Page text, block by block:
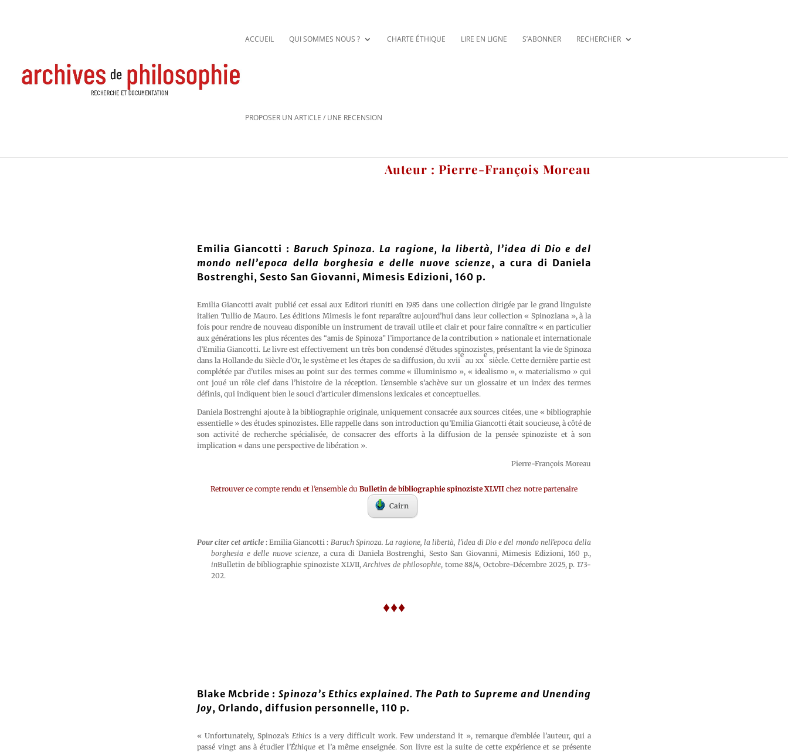
ACCUEIL QUI SOMMES NOUS ? CHARTE ÉTHIQUE LIRE EN LIGNE S’ABONNER RECHERCHER
PROPOSER UN ARTICLE / UNE RECENSION
Auteur : Pierre-François Moreau
Emilia Giancotti : Baruch Spinoza. La ragione, la libertà, l’idea di Dio e del
mondo nell’epoca della borghesia e delle nuove scienze, a cura di Daniela
Bostrenghi, Sesto San Giovanni, Mimesis Edizioni, 160 p.
Emilia Giancotti avait publié cet essai aux Editori riuniti en 1985 dans une collection dirigée par le grand linguiste
italien Tullio de Mauro. Les éditions Mimesis le font reparaître aujourd’hui dans leur collection « Spinoziana », à la
fois pour rendre de nouveau disponible un instrument de travail utile et clair et pour faire connaître « en particulier
aux générations les plus récentes des “amis de Spinoza” l’importance de la contribution » nationale et internationale
d’Emilia Giancotti. Le livre est effectivement un très bon condensé d’études spinozistes, présentant la vie de Spinoza
dans la Hollande du Siècle d’Or, le système et les étapes de sa diffusion, du xvii
e
au xx
e
siècle. Cette dernière partie est
complétée par d’utiles mises au point sur des termes comme « illuminismo », « idealismo », « materialismo » qui
ont joué un rôle clef dans l’histoire de la réception. L’ensemble s’achève sur un glossaire et un index des termes
définis, qui indiquent bien le souci d’articuler dimensions lexicales et conceptuelles.
Daniela Bostrenghi ajoute à la bibliographie originale, uniquement consacrée aux sources citées, une « bibliographie
essentielle » des études spinozistes. Elle rappelle dans son introduction qu’Emilia Giancotti était soucieuse, à côté de
son activité de recherche spécialisée, de consacrer des efforts à la diffusion de la pensée spinoziste et à son
implication « dans une perspective de libération ».
Pierre-François Moreau
Retrouver ce compte rendu et l’ensemble du Bulletin de bibliographie spinoziste XLVII chez notre partenaire
Cairn
Pour citer cet article: Emilia Giancotti : Baruch Spinoza. La ragione, la libertà, l’idea di Dio e del mondo nell’epoca della
borghesia e delle nuove scienze, a cura di Daniela Bostrenghi, Sesto San Giovanni, Mimesis Edizioni, 160 p.,
inBulletin de bibliographie spinoziste XLVII,Archives de philosophie, tome 88/4, Octobre-Décembre 2025, p. 173-
202.
♦♦♦
Blake Mcbride : Spinoza’s Ethics explained. The Path to Supreme and Unending
Joy, Orlando, diffusion personnelle, 110 p.
« Unfortunately, Spinoza’s Ethicsis a very difficult work. Few understand it », remarque d’emblée l’auteur, qui a
passé vingt ans à étudier l’Éthique et l’a même enseignée. Son livre est la suite de cette expérience et se présente